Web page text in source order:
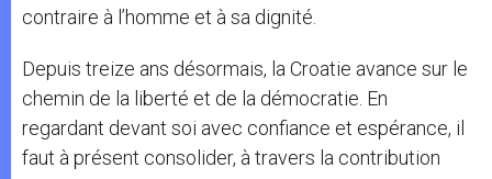
contraire à l’homme et à sa dignité.
Depuis treize ans désormais, la Croatie avance sur le
chemin de la liberté et de la démocratie. En
regardant devant soi avec confiance et espérance, il
faut à présent consolider, à travers la contribution